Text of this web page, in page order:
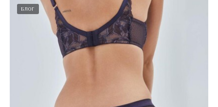
БЛОГ